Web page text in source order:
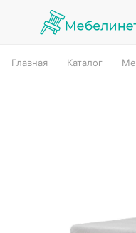
Главная Каталог